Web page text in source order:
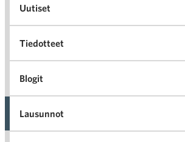
Uutiset
Tiedotteet
Blogit
Lausunnot